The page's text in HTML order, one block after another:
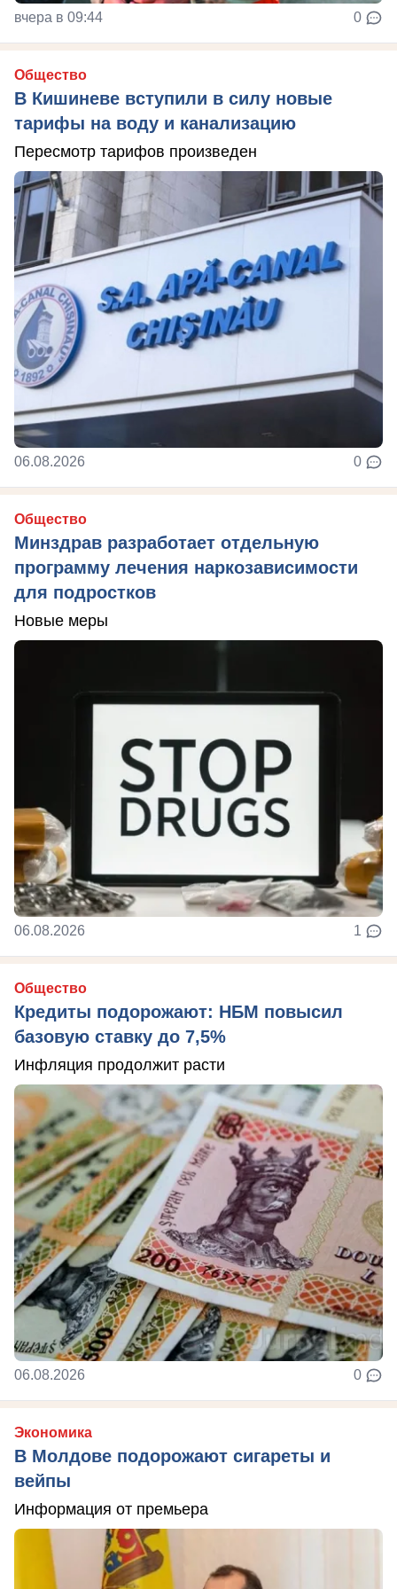
вчера в 09:44 0
Общество
В Кишиневе вступили в силу новые
тарифы на воду и канализацию
Пересмотр тарифов произведен
06.08.2026 0
Общество
Минздрав разработает отдельную
программу лечения наркозависимости
для подростков
Новые меры
06.08.2026 1
Общество
Кредиты подорожают: НБМ повысил
базовую ставку до 7,5%
Инфляция продолжит расти
06.08.2026 0
Экономика
В Молдове подорожают сигареты и
вейпы
Информация от премьера